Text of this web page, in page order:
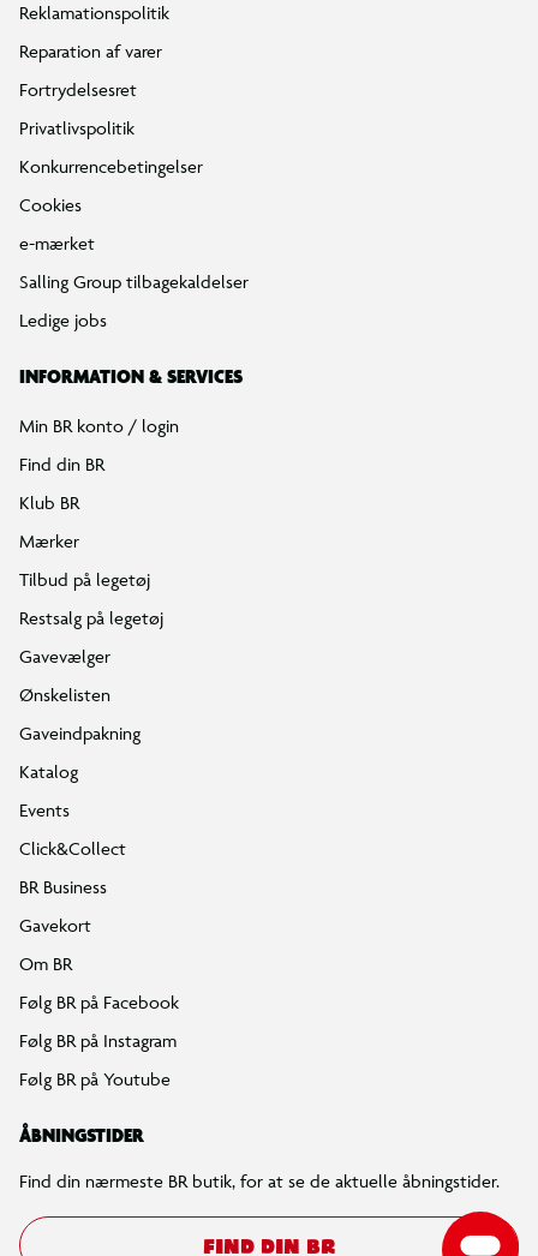
Reklamationspolitik
Reparation af varer
Fortrydelsesret
Privatlivspolitik
Konkurrencebetingelser
Cookies
e-mærket
Salling Group tilbagekaldelser
Ledige jobs
INFORMATION & SERVICES
Min BR konto / login
Find din BR
Klub BR
Mærker
Tilbud på legetøj
Restsalg på legetøj
Gavevælger
Ønskelisten
Gaveindpakning
Katalog
Events
Click&Collect
BR Business
Gavekort
Om BR
Følg BR på Facebook
Følg BR på Instagram
Følg BR på Youtube
ÅBNINGSTIDER
Find din nærmeste BR butik, for at se de aktuelle åbningstider.
FIND DIN BR